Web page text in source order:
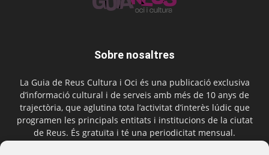
Sobre nosaltres
La Guia de Reus Cultura i Oci és una publicació exclusiva
d’informació cultural i de serveis amb més de 10 anys de
trajectòria, que aglutina tota l’activitat d’interès lúdic que
programen les principals entitats i institucions de la ciutat
de Reus. És gratuïta i té una periodicitat mensual.